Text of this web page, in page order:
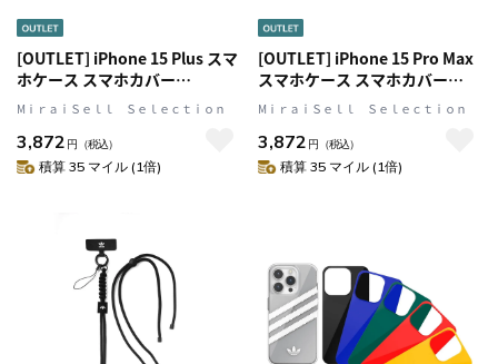
[OUTLET] iPhone 15 Plus スマ
ホケース スマホカバー
MagSafe対応 シンプル ロゴ
CLEAR(クリア) adidas
Originals[アディダス オリジナ
ルス]
MⅰｒａｉＳｅｌｌ Ｓｅｌｅｃｔｉｏｎ
3,872 円 （税込）
積算 35 マイル (1倍)
[OUTLET] iPhone 15 Pro Max
スマホケース スマホカバー
MagSafe対応 シンプル ロゴ
CLEAR(クリア) adidas
Originals[アディダス オリジナ
ルス]
MⅰｒａｉＳｅｌｌ Ｓｅｌｅｃｔｉｏｎ
3,872 円 （税込）
積算 35 マイル (1倍)